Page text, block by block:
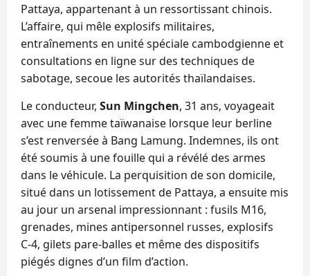
Pattaya, appartenant à un ressortissant chinois.
L’affaire, qui mêle explosifs militaires,
entraînements en unité spéciale cambodgienne et
consultations en ligne sur des techniques de
sabotage, secoue les autorités thaïlandaises.
Le conducteur, Sun Mingchen, 31 ans, voyageait
avec une femme taïwanaise lorsque leur berline
s’est renversée à Bang Lamung. Indemnes, ils ont
été soumis à une fouille qui a révélé des armes
dans le véhicule. La perquisition de son domicile,
situé dans un lotissement de Pattaya, a ensuite mis
au jour un arsenal impressionnant : fusils M16,
grenades, mines antipersonnel russes, explosifs
C‑4, gilets pare‑balles et même des dispositifs
piégés dignes d’un film d’action.